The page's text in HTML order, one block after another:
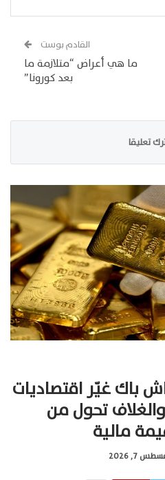
القادم بوست
ما هي أعراض “متلازمة ما
بعد كورونا”
تعليقا
باك غيّر اقتصاديات
تحول من
مالية
7, 2026